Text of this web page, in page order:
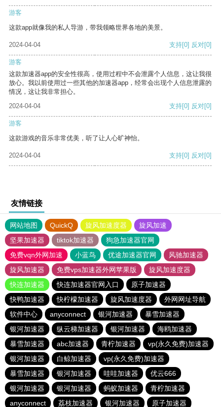
游客
这款app就像我的私人导游，带我领略世界各地的美景。
2024-04-04 支持[0] 反对[0]
游客
这款加速器app的安全性很高，使用过程中不会泄露个人信息，这让我很
放心。我以前使用过一些其他的加速器app，经常会出现个人信息泄露的
情况，这让我非常担心。
2024-04-04
支持[0] 反对[0]
游客
这款游戏的音乐非常优美，听了让人心旷神怡。
2024-04-04 支持[0] 反对[0]
友情链接
网站地图 QuickQ 旋风加速度器
旋风加速
坚果加速器
tiktok加速器
狗急加速器官网
免费vqn外网加速
小蓝鸟 优途加速器官网
风驰加速器
旋风加速器
免费vps加速器外网苹果版
旋风加速度器
快连加速器
快连加速器官网入口
原子加速器
快鸭加速器
快柠檬加速器 旋风加速度器
外网网址导航
软件中心
anyconnect 银河加速器
暴雪加速器
银河加速器
纵云梯加速器 银河加速器
海鸥加速器
暴雪加速器
abc加速器 青柠加速器
vp(永久免费)加速器
银河加速器
白鲸加速器
vp(永久免费)加速器
暴雪加速器
银河加速器 哇哇加速器
优云666
银河加速器
银河加速器 蚂蚁加速器
青柠加速器
anyconnect
荔枝加速器 银河加速器 原子加速器